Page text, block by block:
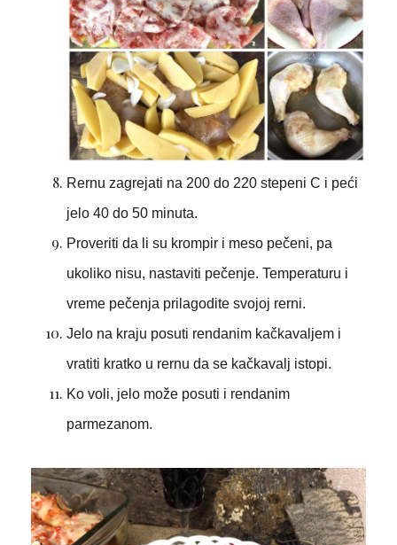
Rernu zagrejati na 200 do 220 stepeni C i peći
jelo 40 do 50 minuta.
Proveriti da li su krompir i meso pečeni, pa
ukoliko nisu, nastaviti pečenje. Temperaturu i
vreme pečenja prilagodite svojoj rerni.
Jelo na kraju posuti rendanim kačkavaljem i
vratiti kratko u rernu da se kačkavalj istopi.
Ko voli, jelo može posuti i rendanim
parmezanom.